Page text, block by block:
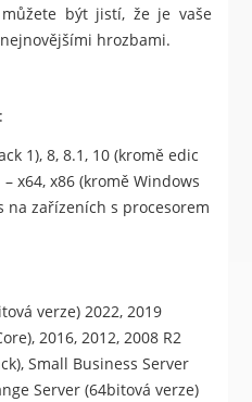
být jistí, že je vaše
hrozbami.
1), 8, 8.1, 10 (kromě edic
x64, x86 (kromě Windows
na zařízeních s procesorem
verze) 2022, 2019
2016, 2012, 2008 R2
Small Business Server
Server (64bitová verze)